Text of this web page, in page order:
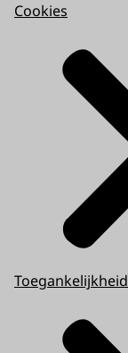
Cookies
Toegankelijkheid